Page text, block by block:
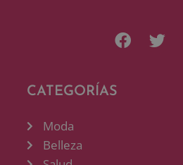
CATEGORÍAS
Moda
Belleza